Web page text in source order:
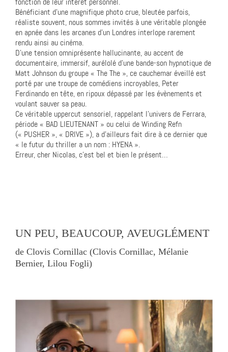
Bénéficiant d’une magnifique photo crue, bleutée parfois,
réaliste souvent, nous sommes invités à une véritable plongée
en apnée dans les arcanes d’un Londres interlope rarement
rendu ainsi au cinéma.
D’une tension omniprésente hallucinante, au accent de
documentaire, immersif, aurélolé d’une bande-son hypnotique de
Matt Johnson du groupe « The The », ce cauchemar éveillé est
porté par une troupe de comédiens incroyables, Peter
Ferdinando en tête, en ripoux dépassé par les évènements et
voulant sauver sa peau.
Ce véritable uppercut sensoriel, rappelant l’univers de Ferrara,
période « BAD LIEUTENANT » ou celui de Winding Refn
(« PUSHER », « DRIVE »), a d’ailleurs fait dire à ce dernier que
« le futur du thriller a un nom : HYENA ».
Erreur, cher Nicolas, c’est bel et bien le présent…
UN PEU, BEAUCOUP, AVEUGLÉMENT
de Clovis Cornillac (Clovis Cornillac, Mélanie
Bernier, Lilou Fogli)